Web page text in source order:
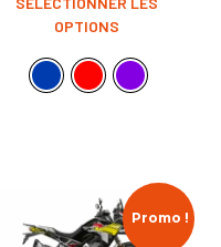
OPTIONS
Promo !